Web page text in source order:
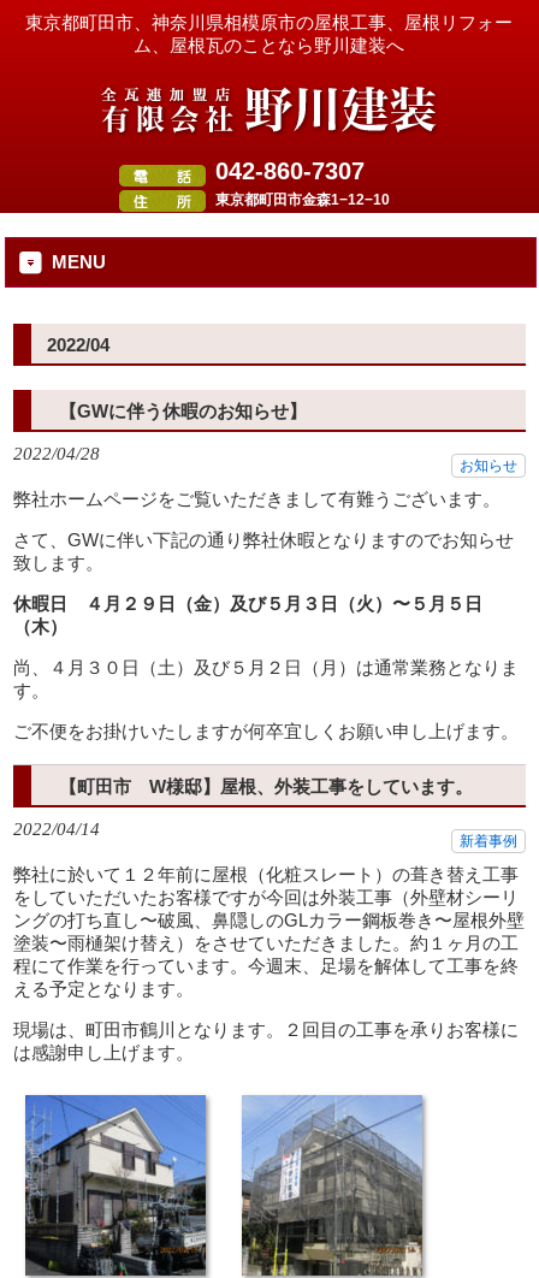
東京都町田市、神奈川県相模原市の屋根工事、屋根リフォー
ム、屋根瓦のことなら野川建装へ
042-860-7307
東京都町田市金森1−12−10
MENU
2022/04
【GWに伴う休暇のお知らせ】
2022/04/28
お知らせ
弊社ホームページをご覧いただきまして有難うございます。
さて、GWに伴い下記の通り弊社休暇となりますのでお知らせ
致します。
休暇日 ４月２９日（金）及び５月３日（火）〜５月５日
（木）
尚、４月３０日（土）及び５月２日（月）は通常業務となりま
す。
ご不便をお掛けいたしますが何卒宜しくお願い申し上げます。
【町田市 W様邸】屋根、外装工事をしています。
2022/04/14
新着事例
弊社に於いて１２年前に屋根（化粧スレート）の葺き替え工事
をしていただいたお客様ですが今回は外装工事（外壁材シーリ
ングの打ち直し〜破風、鼻隠しのGLカラー鋼板巻き〜屋根外壁
塗装〜雨樋架け替え）をさせていただきました。約１ヶ月の工
程にて作業を行っています。今週末、足場を解体して工事を終
える予定となります。
現場は、町田市鶴川となります。２回目の工事を承りお客様に
は感謝申し上げます。